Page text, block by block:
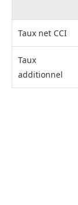
Taux net CCI
Taux
additionnel